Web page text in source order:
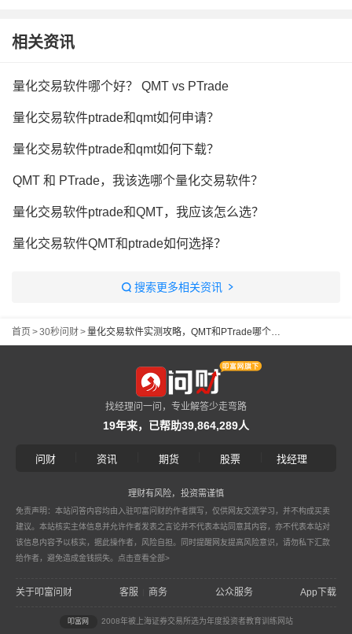
相关资讯
量化交易软件哪个好？ QMT vs PTrade
量化交易软件ptrade和qmt如何申请？
量化交易软件ptrade和qmt如何下载？
QMT 和 PTrade，我该选哪个量化交易软件？
量化交易软件ptrade和QMT，我应该怎么选？
量化交易软件QMT和ptrade如何选择？
搜索更多相关资讯
首页 >30秒问财> 量化交易软件实测攻略，QMT和PTrade哪个更方便
找经理问一问，专业解答少走弯路
19年来，已帮助39,864,289人
问财 资讯 期货 股票 找经理
理财有风险，投资需谨慎
免责声明：本站问答内容均由入驻叩富问财的作者撰写，仅供网友交流学习，并不构成买卖
建议。本站核实主体信息并允许作者发表之言论并不代表本站同意其内容，亦不代表本站对
该信息内容予以核实，据此操作者，风险自担。同时提醒网友提高风险意识，请勿私下汇款
给作者，避免造成金钱损失。 点击查看全部>
关于叩富问财 客服 商务 公众服务 App下载
叩富网 2008年被上海证券交易所选为年度投资者教育训练网站